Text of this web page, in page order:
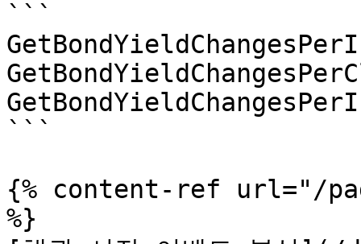
```
```
{% content-ref url="/
%}